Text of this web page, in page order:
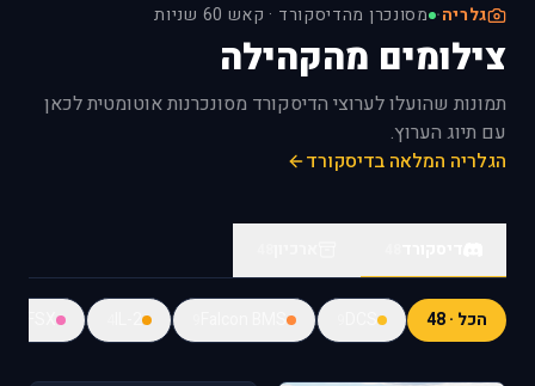
גלריה· מסונכרן מהדיסקורד · קאש 60 שניות
צילומים מהקהילה
תמונות שהועלו לערוצי הדיסקורד מסונכרנות אוטומטית לכאן
עם תיוג הערוץ.
הגלריה המלאה בדיסקורד
הכל · 48